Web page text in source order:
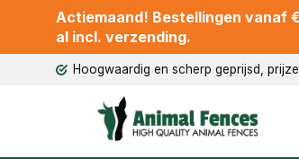
Actiemaand! Bestellingen vanaf
al incl. verzending.
Hoogwaardig en scherp geprijsd,